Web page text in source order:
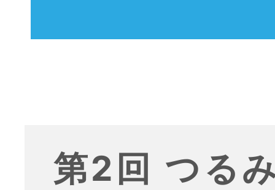
第2回 つる